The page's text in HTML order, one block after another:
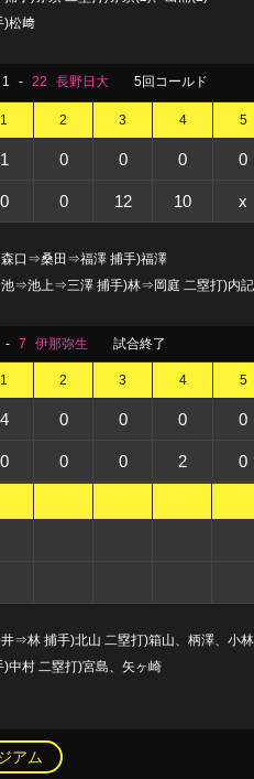
)松﨑
1 - 22 長野日大 5回コールド
1 2 3 4 5
1 0 0 0 0
0 0 12 10 x
森口⇒桑田⇒福澤 捕手)福澤
池⇒池上⇒三澤 捕手)林⇒岡庭 二塁打)内
- 7 伊那弥生 試合終了
1 2 3 4 5
4 0 0 0 0
0 0 0 2 0
⇒林 捕手)北山 二塁打)箱山、柄澤、小
)中村 二塁打)宮島、矢ヶ崎
アム